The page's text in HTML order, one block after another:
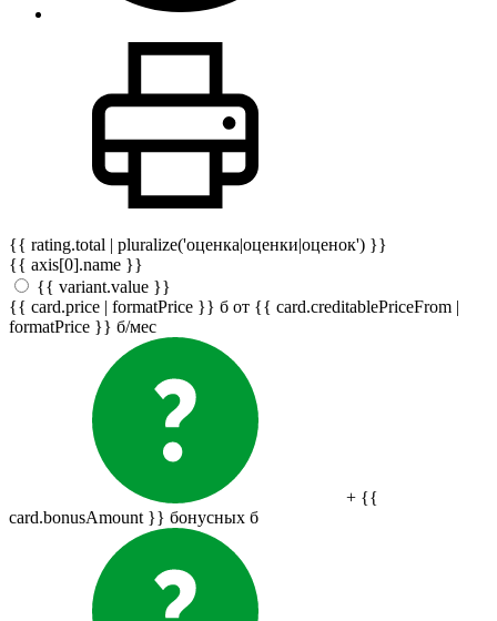
{{ rating.total | pluralize('оценка|оценки|оценок') }}
{{ axis[0].name }}
{{ variant.value }}
{{ card.price | formatPrice }} б от {{ card.creditablePriceFrom |
formatPrice }} б/мес
+ {{
card.bonusAmount }} бонусных б